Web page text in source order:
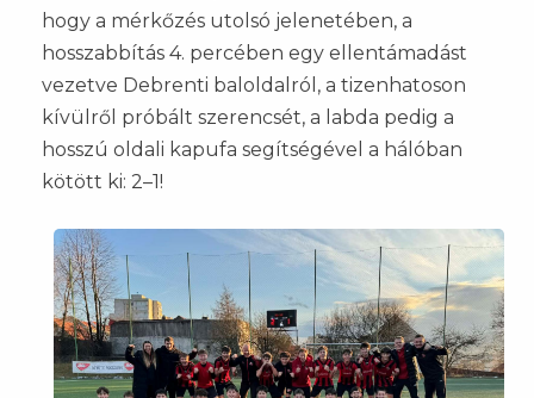
hogy a mérkőzés utolsó jelenetében, a
hosszabbítás 4. percében egy ellentámadást
vezetve Debrenti baloldalról, a tizenhatoson
kívülről próbált szerencsét, a labda pedig a
hosszú oldali kapufa segítségével a hálóban
kötött ki: 2–1!